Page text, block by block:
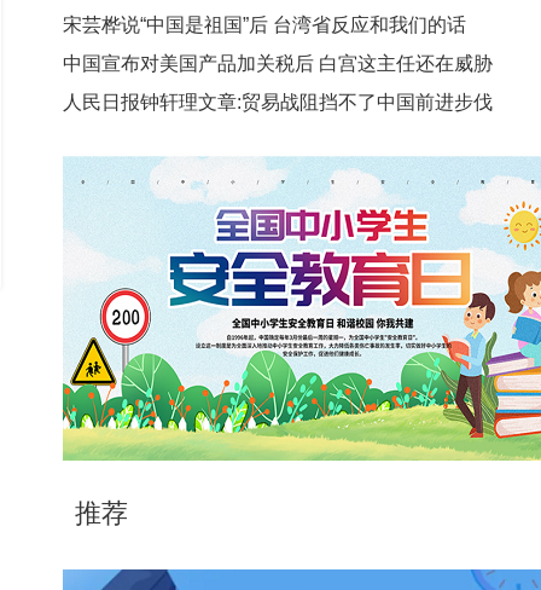
宋芸桦说“中国是祖国”后 台湾省反应和我们的话
中国宣布对美国产品加关税后 白宫这主任还在威胁
人民日报钟轩理文章:贸易战阻挡不了中国前进步伐
推荐